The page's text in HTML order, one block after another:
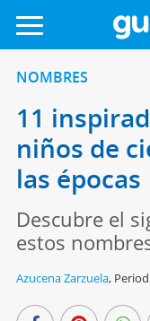
NOMBRES
11
niños de
las épocas
Descubre el
estos
Azucena Zarzuela,